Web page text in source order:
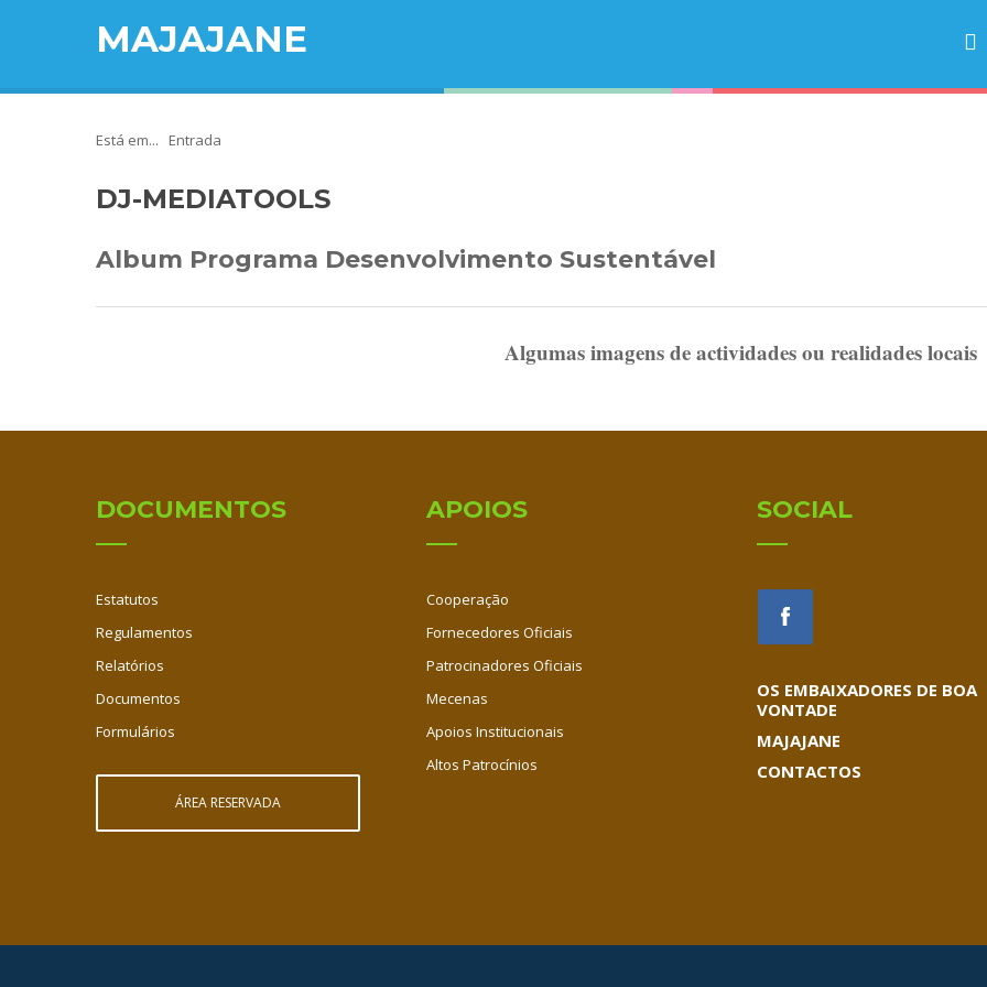
MAJAJANE
Está em... Entrada
DJ-MEDIATOOLS
Album Programa Desenvolvimento Sustentável
Algumas imagens de actividades ou realidades locais
DOCUMENTOS
Estatutos
Regulamentos
Relatórios
Documentos
Formulários
ÁREA RESERVADA
APOIOS
Cooperação
Fornecedores Oficiais
Patrocinadores Oficiais
Mecenas
Apoios Institucionais
Altos Patrocínios
SOCIAL
OS EMBAIXADORES DE BOA
VONTADE
MAJAJANE
CONTACTOS